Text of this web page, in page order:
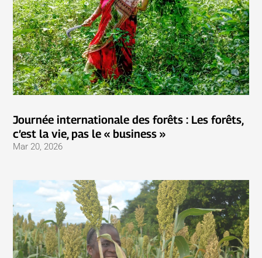
Journée internationale des forêts : Les forêts,
c’est la vie, pas le « business »
Mar 20, 2026